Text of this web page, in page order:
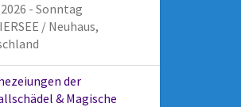
- Sonntag
/ Neuhaus,
der
& Magische